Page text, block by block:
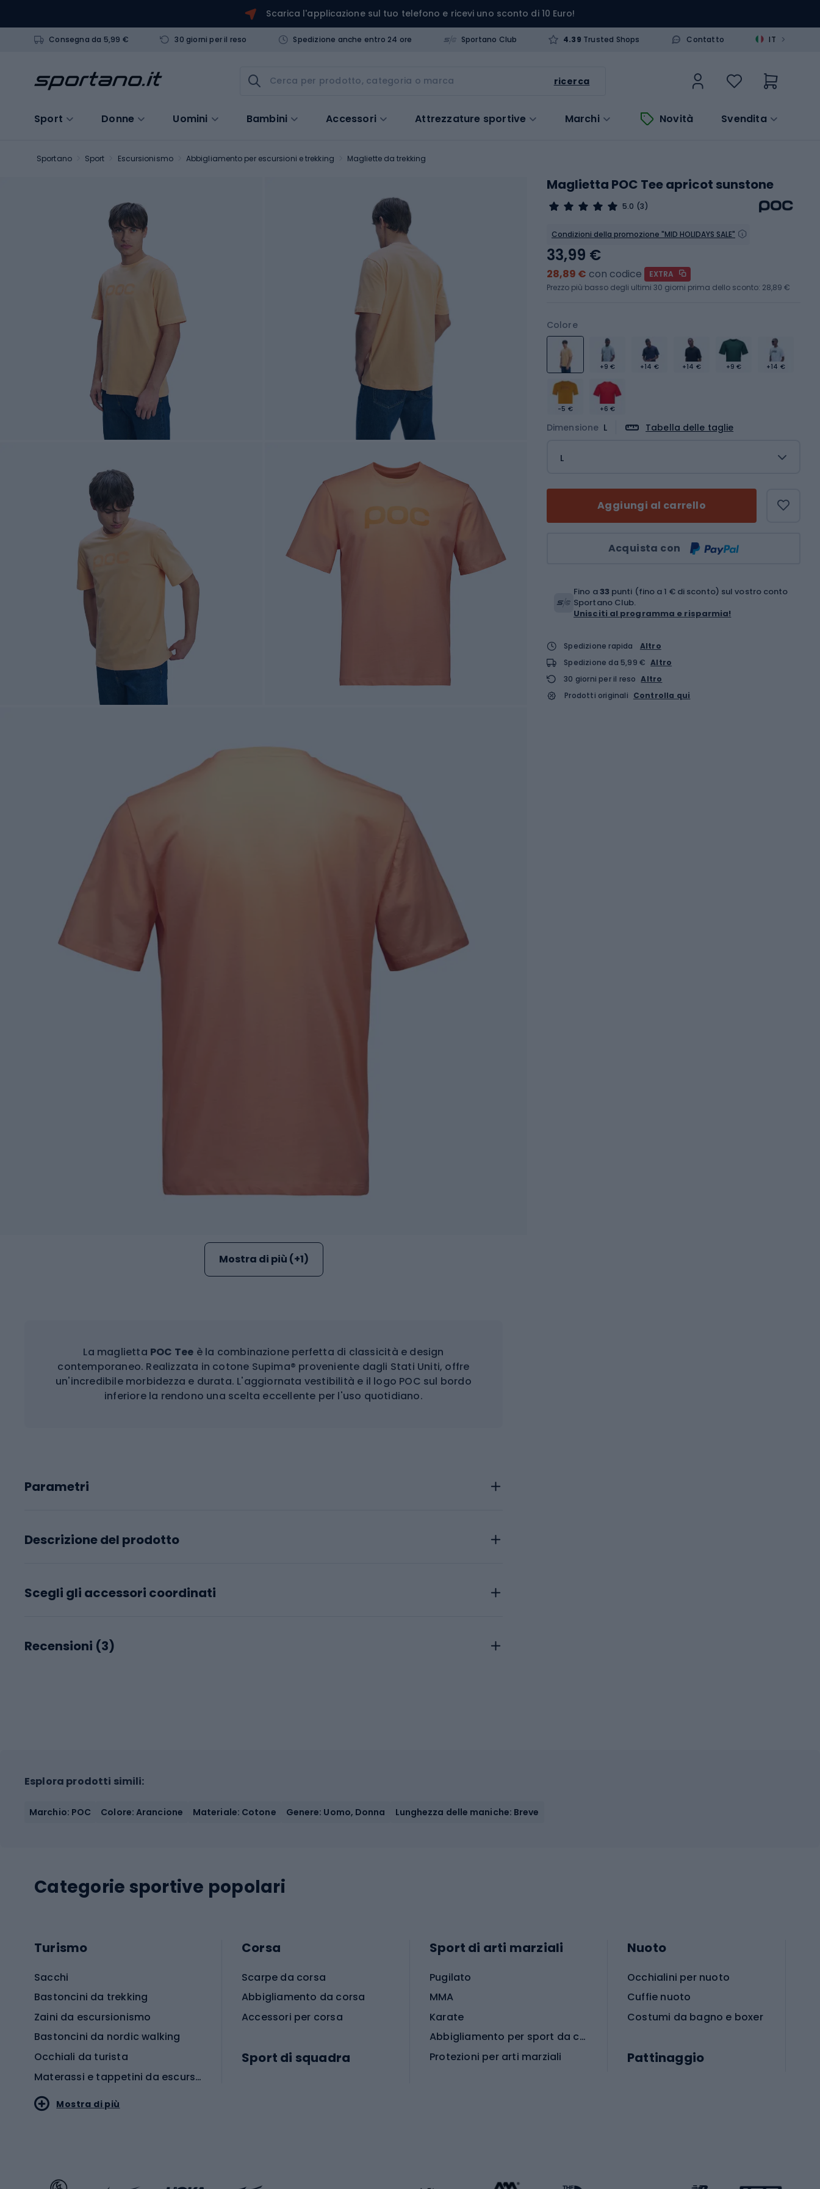
Scarica l'applicazione sul tuo telefono e ricevi uno sconto di 10 Euro!
Consegna da 5,99 € 30 giorni per il reso Spedizione anche entro 24 ore Sportano Club 4.39 Trusted Shops Contatto IT >
ricerca
Sport Donne Uomini Bambini Accessori Attrezzature sportive Marchi Novità Svendita
Sportano Sport Escursionismo Abbigliamento per escursioni e trekking Magliette da trekking
Mostra di più (+1)
La maglietta POC Tee è la combinazione perfetta di classicità e design
contemporaneo. Realizzata in cotone Supima® proveniente dagli Stati Uniti, offre
un'incredibile morbidezza e durata. L'aggiornata vestibilità e il logo POC sul bordo
inferiore la rendono una scelta eccellente per l'uso quotidiano.
Parametri
Descrizione del prodotto
Scegli gli accessori coordinati
Recensioni (3)
Maglietta POC Tee apricot sunstone
5.0 (3)
Condizioni della promozione "MID HOLIDAYS SALE"
Colore
+9 € +14 € +14 € +9 € +14 €
-5 € +6 €
Dimensione L Tabella delle taglie
L
Aggiungi al carrello
Acquista con
33,99 €
28,89 € con codice
EXTRA
Prezzo più basso degli ultimi 30 giorni prima dello sconto: 28,89 €
Fino a33 punti (fino a 1 € di sconto) sul vostro conto
Sportano Club.
Unisciti al programma e risparmia!
Spedizione rapida
Altro
Spedizione da 5,99 € Altro
30 giorni per il reso Altro
Prodotti originali Controlla qui
Esplora prodotti simili:
Marchio: POC Colore: Arancione Materiale: Cotone Genere: Uomo, Donna Lunghezza delle maniche: Breve
Categorie sportive popolari
Turismo
Sacchi
Bastoncini da trekking
Zaini da escursionismo
Bastoncini da nordic walking
Occhiali da turista
Materassi e tappetini da escursionismo
Corsa
Scarpe da corsa
Abbigliamento da corsa
Accessori per corsa
Sport di squadra
Sport di arti marziali
Pugilato
MMA
Karate
Abbigliamento per sport da combattimento
Protezioni per arti marziali
Nuoto
Occhialini per nuoto
Cuffie nuoto
Costumi da bagno e boxer
Pattinaggio
Mostra di più